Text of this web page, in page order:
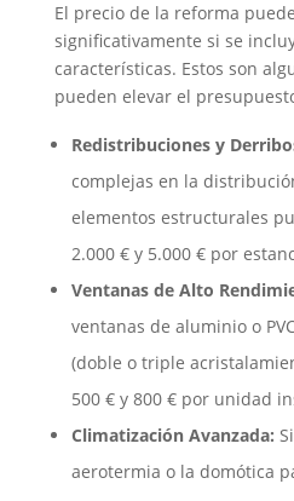
El precio de la reforma
significativamente si se
características. Estos son
pueden elevar el
Redistribuciones y
complejas en la
elementos estructurales
2.000 € y 5.000 € por
Ventanas de Alto
ventanas de aluminio o
(doble o triple
500 € y 800 € por unidad
Climatización Avanzada:
aerotermia o la domótica